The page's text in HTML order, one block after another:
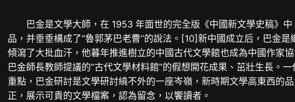
巴金是文學大師，在 1953 年面世的完全版《中國新文學史稿》
品，并垂垂構成了“魯郭茅巴老曹”的說法。[10]新中國成立后，巴金
傾瀉了大批血汗，他暮年推進樹立的中國古代文學館也成為中國作家
巴金師長教師提議的“古代文學材料館”的假想開花成果、茁壯生長。
重點，巴金研討是文學研討繞不外的一座岑嶺，新時期文學高東西的
正，展示可貴的文學檔案，認為留念，以饗讀者。